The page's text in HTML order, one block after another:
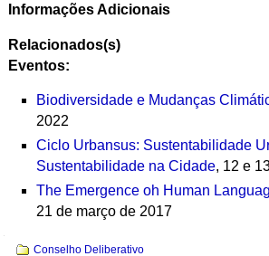
Informações Adicionais
Relacionados(s)
Eventos:
Biodiversidade e Mudanças
2022
Ciclo Urbansus: Sustentabilidade
Sustentabilidade na Cidade, 12 e
The Emergence oh Human
21 de março de 2017
Conselho Deliberativo